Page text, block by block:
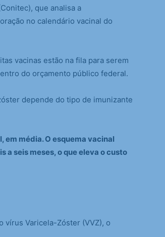
que analisa a
no calendário vacinal do
vacinas estão na fila para serem
do orçamento público federal.
depende do tipo de imunizante
em média. O esquema vacinal
a seis meses, o que eleva o custo
vírus Varicela-Zóster (VVZ), o